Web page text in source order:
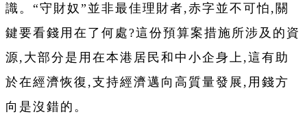
識。“守財奴”並非最佳理財者,赤字並不可怕,關
鍵要看錢用在了何處?這份預算案措施所涉及的資
源,大部分是用在本港居民和中小企身上,這有助
於在經濟恢復,支持經濟邁向高質量發展,用錢方
向是沒錯的。